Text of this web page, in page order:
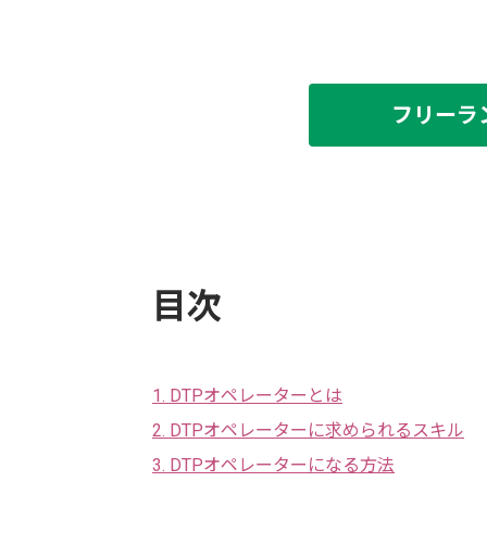
フリーラ
目次
1. DTPオペレーターとは
2. DTPオペレーターに求められるスキル
3. DTPオペレーターになる方法